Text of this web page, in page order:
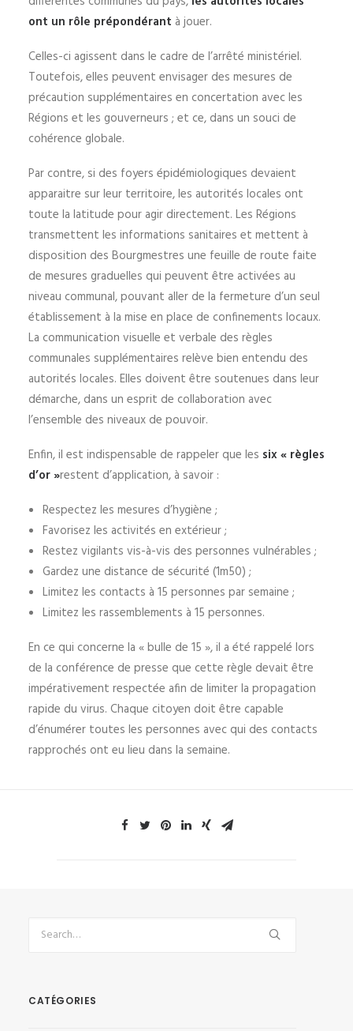
ont un rôle prépondérant à jouer.
Celles-ci agissent dans le cadre de l’arrêté ministériel.
Toutefois, elles peuvent envisager des mesures de
précaution supplémentaires en concertation avec les
Régions et les gouverneurs ; et ce, dans un souci de
cohérence globale.
Par contre, si des foyers épidémiologiques devaient
apparaitre sur leur territoire, les autorités locales ont
toute la latitude pour agir directement. Les Régions
transmettent les informations sanitaires et mettent à
disposition des Bourgmestres une feuille de route faite
de mesures graduelles qui peuvent être activées au
niveau communal, pouvant aller de la fermeture d’un seul
établissement à la mise en place de confinements locaux.
La communication visuelle et verbale des règles
communales supplémentaires relève bien entendu des
autorités locales. Elles doivent être soutenues dans leur
démarche, dans un esprit de collaboration avec
l’ensemble des niveaux de pouvoir.
Enfin, il est indispensable de rappeler que les six « règles
d’or »restent d’application, à savoir :
Respectez les mesures d’hygiène ;
Favorisez les activités en extérieur ;
Restez vigilants vis-à-vis des personnes vulnérables ;
Gardez une distance de sécurité (1m50) ;
Limitez les contacts à 15 personnes par semaine ;
Limitez les rassemblements à 15 personnes.
En ce qui concerne la « bulle de 15 », il a été rappelé lors
de la conférence de presse que cette règle devait être
impérativement respectée afin de limiter la propagation
rapide du virus. Chaque citoyen doit être capable
d’énumérer toutes les personnes avec qui des contacts
rapprochés ont eu lieu dans la semaine.
CATÉGORIES